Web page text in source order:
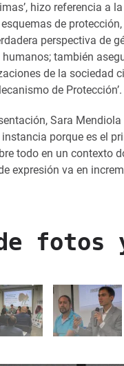
hizo referencia a
de
perspectiva de
también
de la sociedad
de Protección’.
Sara
porque es el
todo en un contexto
expresión va en
fotos